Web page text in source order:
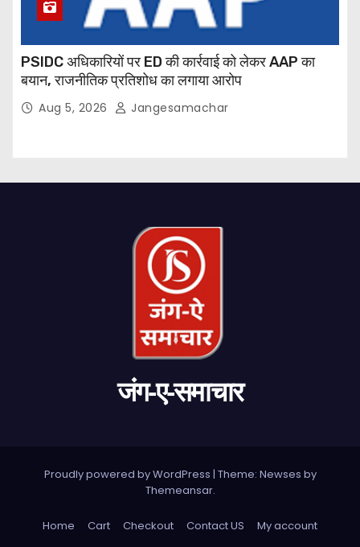
PSIDC अधिकारियों पर ED की कार्रवाई को लेकर AAP का
बयान, राजनीतिक प्रतिशोध का लगाया आरोप
Aug 5, 2026 Jangesamachar
जंग-ए-समाचार
Proudly powered by WordPress | Theme: Newses by
Themeansar.
Home Cart Checkout Contact US
My account